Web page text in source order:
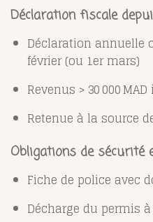
Déclaration fiscale
Déclaration annuelle
février (ou 1er mars)
Revenus > 30 000
Retenue à la source
Obligations de sécurité
Fiche de police avec
Décharge du permis